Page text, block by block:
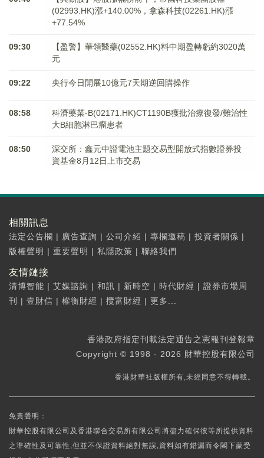
(02993.HK)漲+140.00%，拿森科技(02261.HK)漲
+77.54%
09:30
【盈警】華領醫藥(02552.HK)料中期盈轉虧約3020萬
元
09:22 央行今日開展10億元7天期逆回購操作
08:58
科濟藥業-B(02171.HK)CT1190B獲批治療復發/難治性
大B細胞淋巴瘤患者
08:50
深交所：鑫元中證電池主題交易型開放式指數證券投
資基金8月12日上市交易
相關訊息
法定公告欄 | 廣告查詢 | 公司介紹 | 專欄邀稿 | 投資者關係 |
版權聲明 | 重要聲明 | 私隱政策 | 聯絡我們
友情鏈接
清博智能 | 艾媒諮詢 | 和訊 | 新時空 | 時代財經 | 證券市場周
刊
| 壹財信 | 權衡財經 | 攬富財經 | 更多...
香港政府指定刊載法定通告之憲報刊登報章
Copyright © 1998 - 2026 財華控股有限公司
香港財華社版權所有,未經同意不得轉載。
免責聲明：
財華控股有限公司及香港聯合交易所有限公司將盡力確保彼等所提供資料
之準確性及可靠性,但並不保證資料絕對無誤,資料如有錯漏而令閣下蒙受